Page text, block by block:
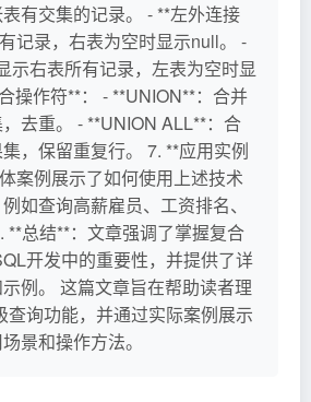
有交集的记录。 - **左外连接
记录，右表为空时显示null。 -
示右表所有记录，左表为空时显
操作符**： - **UNION**：合并
去重。 - **UNION ALL**：合
，保留重复行。 7. **应用实例
案例展示了如何使用上述技术
如查询高薪雇员、工资排名、
**总结**：文章强调了掌握复合
开发中的重要性，并提供了详
例。 这篇文章旨在帮助读者理
查询功能，并通过实际案例展示
景和操作方法。